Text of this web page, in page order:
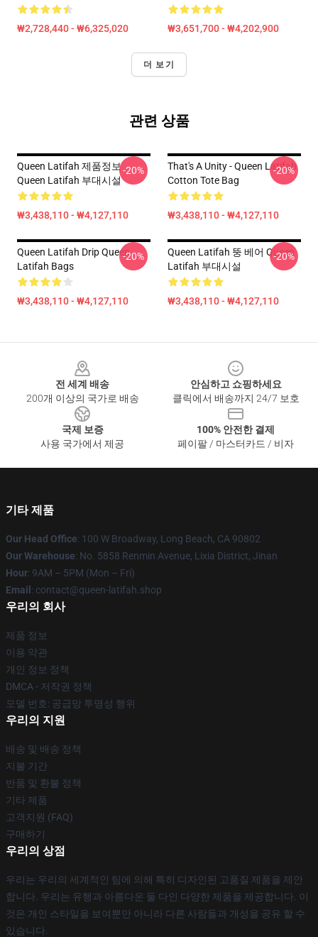
₩2,728,440 - ₩6,325,020 ₩3,651,700 - ₩4,202,900
더 보기
관련 상품
Queen Latifah 제품정보
Queen Latifah 부대시설
₩3,438,110 - ₩4,127,110
-20%
That's A Unity - Queen Latifah
Cotton Tote Bag
₩3,438,110 - ₩4,127,110
-20%
Queen Latifah Drip Queen
Latifah Bags
₩3,438,110 - ₩4,127,110
-20%
Queen Latifah 뚱 베어 Queen
Latifah 부대시설
₩3,438,110 - ₩4,127,110
-20%
전 세계 배송
200개 이상의 국가로 배송
안심하고 쇼핑하세요
클릭에서 배송까지 24/7 보호
국제 보증
사용 국가에서 제공
100% 안전한 결제
페이팔 / 마스터카드 / 비자
기타 제품
Our Head Office: 100 W Broadway, Long Beach, CA 90802
Our Warehouse: No. 5858 Renmin Avenue, Lixia District, Jinan
Hour: 9AM – 5PM (Mon – Fri)
Email : contact@queen-latifah.shop
우리의 회사
제품 정보
이용 약관
개인 정보 정책
DMCA - 저작권 정책
모델 번호: 공급망 투명성 행위
우리의 지원
배송 및 배송 정책
지불 기간
반품 및 환불 정책
기타 제품
고객지원 (FAQ)
구매하기
우리의 상점
우리는 우리의 세계적인 팀에 의해 특히 디자인된 고품질 제품을 제안
합니다. 우리는 유행과 아름다운 둘 다인 다양한 제품을 제공합니다. 이
것은 개인 스타일을 보여뿐만 아니라 다른 사람들과 개성을 공유 할 수
있습니다.